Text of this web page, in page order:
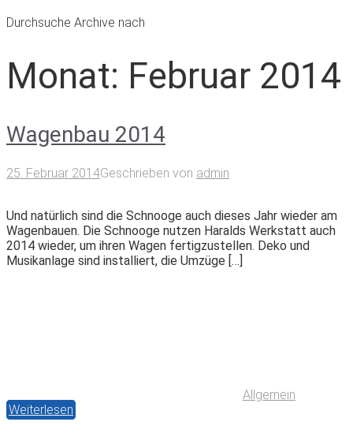
Durchsuche Archive nach
Monat: Februar 2014
Wagenbau 2014
25. Februar 2014Geschrieben von admin
Und natürlich sind die Schnooge auch dieses Jahr wieder am
Wagenbauen. Die Schnooge nutzen Haralds Werkstatt auch
2014 wieder, um ihren Wagen fertigzustellen. Deko und
Musikanlage sind installiert, die Umzüge […]
Allgemein
Weiterlesen